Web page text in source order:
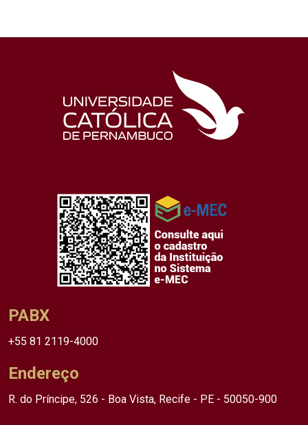
PABX
+55 81 2119-4000
Endereço
R. do Príncipe, 526 - Boa Vista, Recife - PE - 50050-900